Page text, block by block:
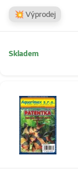
💥 Výprodej
Skladem